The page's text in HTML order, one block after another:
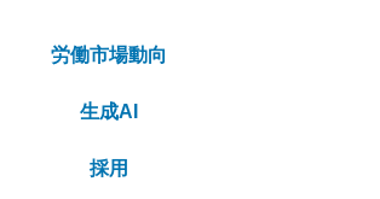
労働市場動向
生成AI
採用